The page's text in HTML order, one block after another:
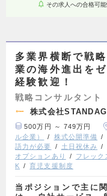
その求人への合格可
多業界横断で戦
業の海外進出を
経験歓迎！
戦略コンサルタント
株式会社
500万円 ～ 749万円
ル企業）
株式公開準備
語力が必要
土日祝休み
オプションあり
フレック
K
育児支援制度
当ポジションで主に